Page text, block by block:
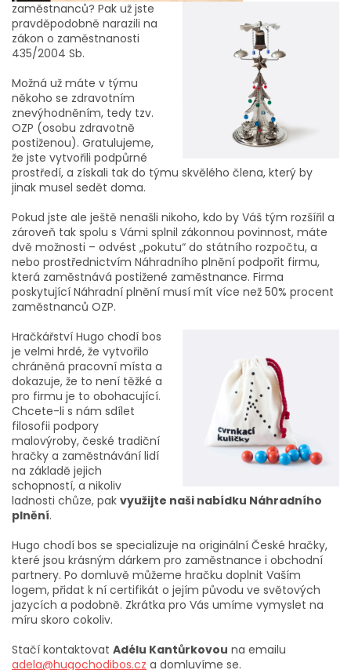
zaměstnanců? Pak už jste
pravděpodobně narazili na
zákon o zaměstnanosti
435/2004 Sb.
Možná už máte v týmu
někoho se zdravotním
znevýhodněním, tedy tzv.
OZP (osobu zdravotně
postiženou). Gratulujeme,
že jste vytvořili podpůrné
prostředí, a získali tak do týmu skvělého člena, který by
jinak musel sedět doma.
Pokud jste ale ještě nenašli nikoho, kdo by Váš tým rozšířil a
zároveň tak spolu s Vámi splnil zákonnou povinnost, máte
dvě možnosti – odvést „pokutu“ do státního rozpočtu, a
nebo prostřednictvím Náhradního plnění podpořit firmu,
která zaměstnává postižené zaměstnance. Firma
poskytující Náhradní plnění musí mít více než 50% procent
zaměstnanců OZP.
Hračkářství Hugo chodí bos
je velmi hrdé, že vytvořilo
chráněná pracovní místa a
dokazuje, že to není těžké a
pro firmu je to obohacující.
Chcete-li s nám sdílet
filosofii podpory
malovýroby, české tradiční
hračky a zaměstnávání lidí
na základě jejich
schopností, a nikoliv
ladnosti chůze, pak využijte naši nabídku Náhradního
plnění.
Hugo chodí bos se specializuje na originální České hračky,
které jsou krásným dárkem pro zaměstnance i obchodní
partnery. Po domluvě můžeme hračku doplnit Vaším
logem, přidat k ní certifikát o jejím původu ve světových
jazycích a podobně. Zkrátka pro Vás umíme vymyslet na
míru skoro cokoliv.
Stačí kontaktovat Adélu Kantůrkovou na emailu
adela@hugochodibos.cz a domluvíme se.